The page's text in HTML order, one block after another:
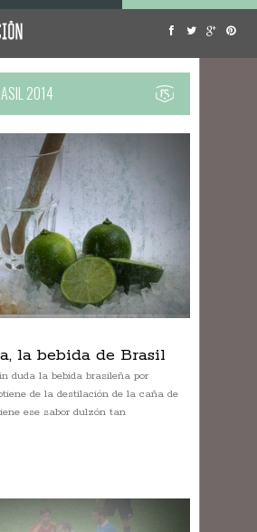
2014
la bebida de Brasil
duda la bebida brasileña por
de la destilación de la caña de
ese sabor dulzón tan